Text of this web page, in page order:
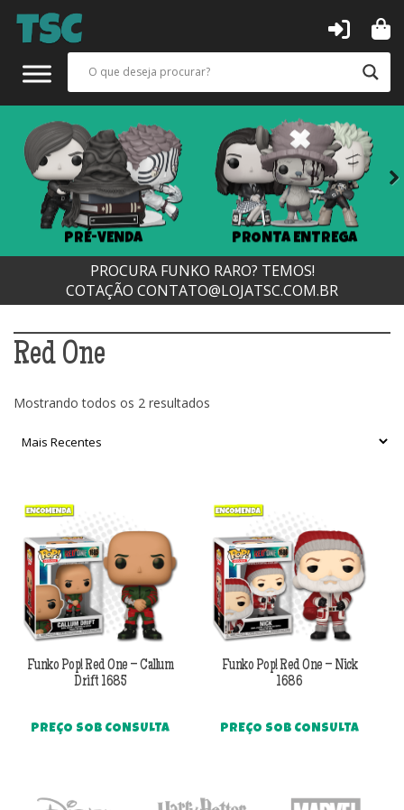
PRÉ-VENDA PRONTA ENTREGA
PROCURA FUNKO RARO? TEMOS!
COTAÇÃO CONTATO@LOJATSC.COM.BR
Red One
Mostrando todos os 2 resultados
Funko Pop! Red One – Callum
Drift 1685
PREÇO SOB CONSULTA
Funko Pop! Red One – Nick
1686
PREÇO SOB CONSULTA